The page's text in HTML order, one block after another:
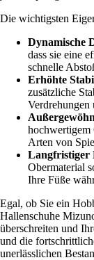
Die wichtigsten
Dynamische
dass sie eine
schnelle
Erhöhte
zusätzliche
Verdrehungen
hochwertigem
Arten von
Langfristiger
Obermaterial
Ihre Füße
Egal, ob Sie ein
Hallenschuhe
überschreiten und
und die
unerlässlichen